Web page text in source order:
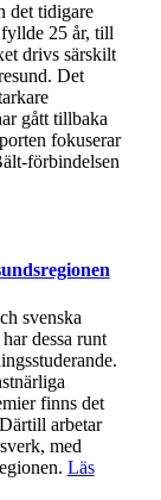
det tidigare
25 år, till
drivs särskilt
Det
gått tillbaka
fokuserar
förbindelsen
svenska
dessa runt
finns det
arbetar
med
Läs